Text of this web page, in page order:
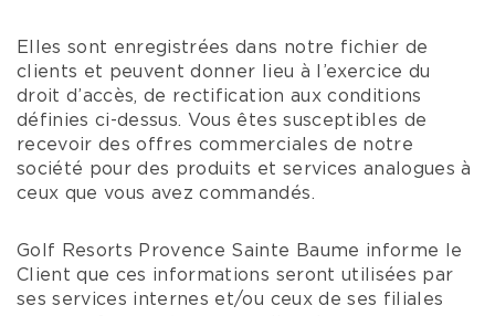
Elles sont enregistrées dans notre fichier de
clients et peuvent donner lieu à l’exercice du
droit d’accès, de rectification aux conditions
définies ci-dessus. Vous êtes susceptibles de
recevoir des offres commerciales de notre
société pour des produits et services analogues à
ceux que vous avez commandés.
Golf Resorts Provence Sainte Baume informe le
Client que ces informations seront utilisées par
ses services internes et/ou ceux de ses filiales